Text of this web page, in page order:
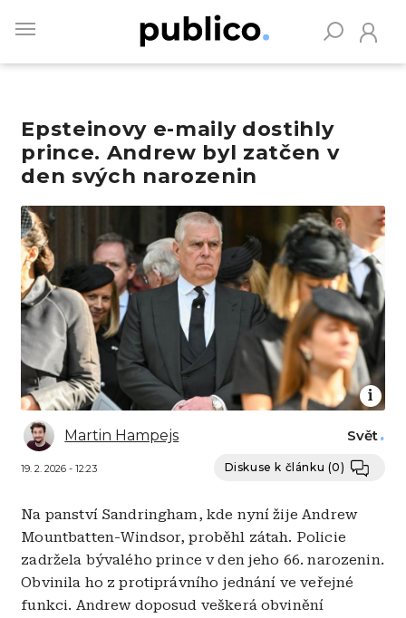
main
Epsteinovy e-maily dostihly
prince. Andrew byl zatčen v
den svých narozenin
Obrázek
Martin Hampejs
19. 2. 2026 - 12:23
Svět
Diskuse k článku (0)
Na panství Sandringham, kde nyní žije Andrew
Mountbatten-Windsor, proběhl zátah. Policie
zadržela bývalého prince v den jeho 66. narozenin.
Obvinila ho z protiprávního jednání ve veřejné
funkci. Andrew doposud veškerá obvinění
Vyhledávejte na Publiku